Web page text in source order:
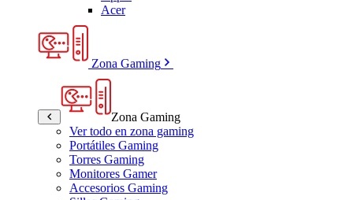
Acer
Zona Gaming
Zona Gaming
Ver todo en zona gaming
Portátiles Gaming
Torres Gaming
Monitores Gamer
Accesorios Gaming